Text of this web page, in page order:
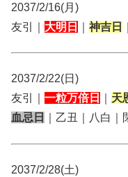
2037/2/16(月)
友引｜ 大明日 神吉日
2037/2/22(日)
友引｜ 一粒万倍日 天
血忌日
｜乙丑｜八白｜
2037/2/28(土)